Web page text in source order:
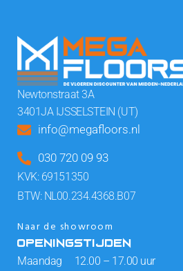
Newtonstraat 3A
3401JA IJSSELSTEIN (UT)
info@megafloors.nl
030 720 09 93
KVK: 69151350
BTW: NL00.234.4368.B07
Naar de showroom
OPENINGSTIJDEN
Maandag 12.00 – 17.00 uur